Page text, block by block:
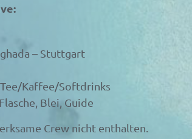
– Stuttgart
Kaffee/Softdrinks
Blei, Guide
Crew nicht enthalten.